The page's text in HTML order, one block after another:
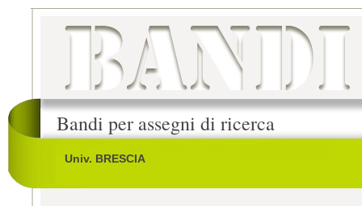
Bandi per assegni di ricerca
Univ. BRESCIA